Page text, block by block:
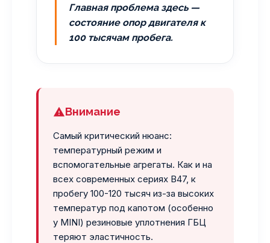
Главная проблема здесь —
состояние опор двигателя к
100 тысячам пробега.
Внимание
Самый критический нюанс:
температурный режим и
вспомогательные агрегаты. Как и на
всех современных сериях B47, к
пробегу 100-120 тысяч из-за высоких
температур под капотом (особенно
у MINI) резиновые уплотнения ГБЦ
теряют эластичность.